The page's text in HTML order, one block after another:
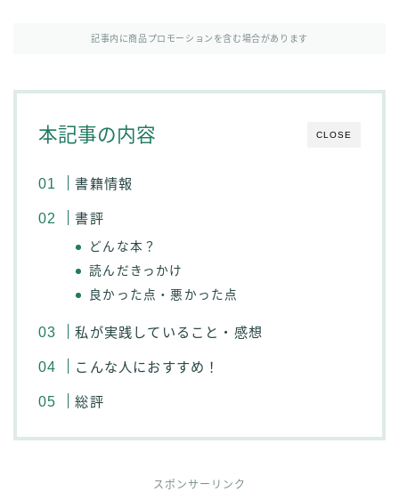
記事内に商品プロモーションを含む場合があります
CLOSE
本記事の内容
書籍情報
書評
どんな本？
読んだきっかけ
良かった点・悪かった点
私が実践していること・感想
こんな人におすすめ！
総評
スポンサーリンク